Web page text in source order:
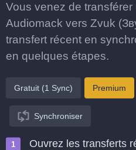
Vous venez de
Audiomack vers Zvuk
transfert récent en
en quelques étapes.
Gratuit (1 Sync) Premium
Synchroniser
Ouvrez les transferts